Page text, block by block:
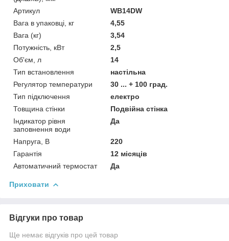
Артикул
WB14DW
Вага в упаковці, кг
4,55
Вага (кг)
3,54
Потужність, кВт
2,5
Об'єм, л
14
Тип встановлення
настільна
Регулятор температури
30 ... + 100 град.
Тип підключення
електро
Товщина стінки
Подвійна стінка
Індикатор рівня
заповнення води
Да
Напруга, В
220
Гарантія
12 місяців
Автоматичний термостат
Да
Приховати
Відгуки про товар
Ще немає відгуків про цей товар